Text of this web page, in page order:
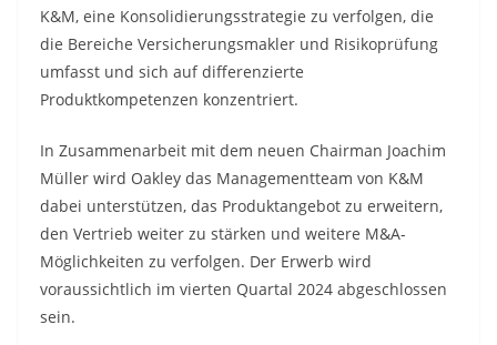
K&M, eine Konsolidierungsstrategie zu verfolgen, die
die Bereiche Versicherungsmakler und Risikoprüfung
umfasst und sich auf differenzierte
Produktkompetenzen konzentriert.
In Zusammenarbeit mit dem neuen Chairman Joachim
Müller wird Oakley das Managementteam von K&M
dabei unterstützen, das Produktangebot zu erweitern,
den Vertrieb weiter zu stärken und weitere M&A-
Möglichkeiten zu verfolgen. Der Erwerb wird
voraussichtlich im vierten Quartal 2024 abgeschlossen
sein.